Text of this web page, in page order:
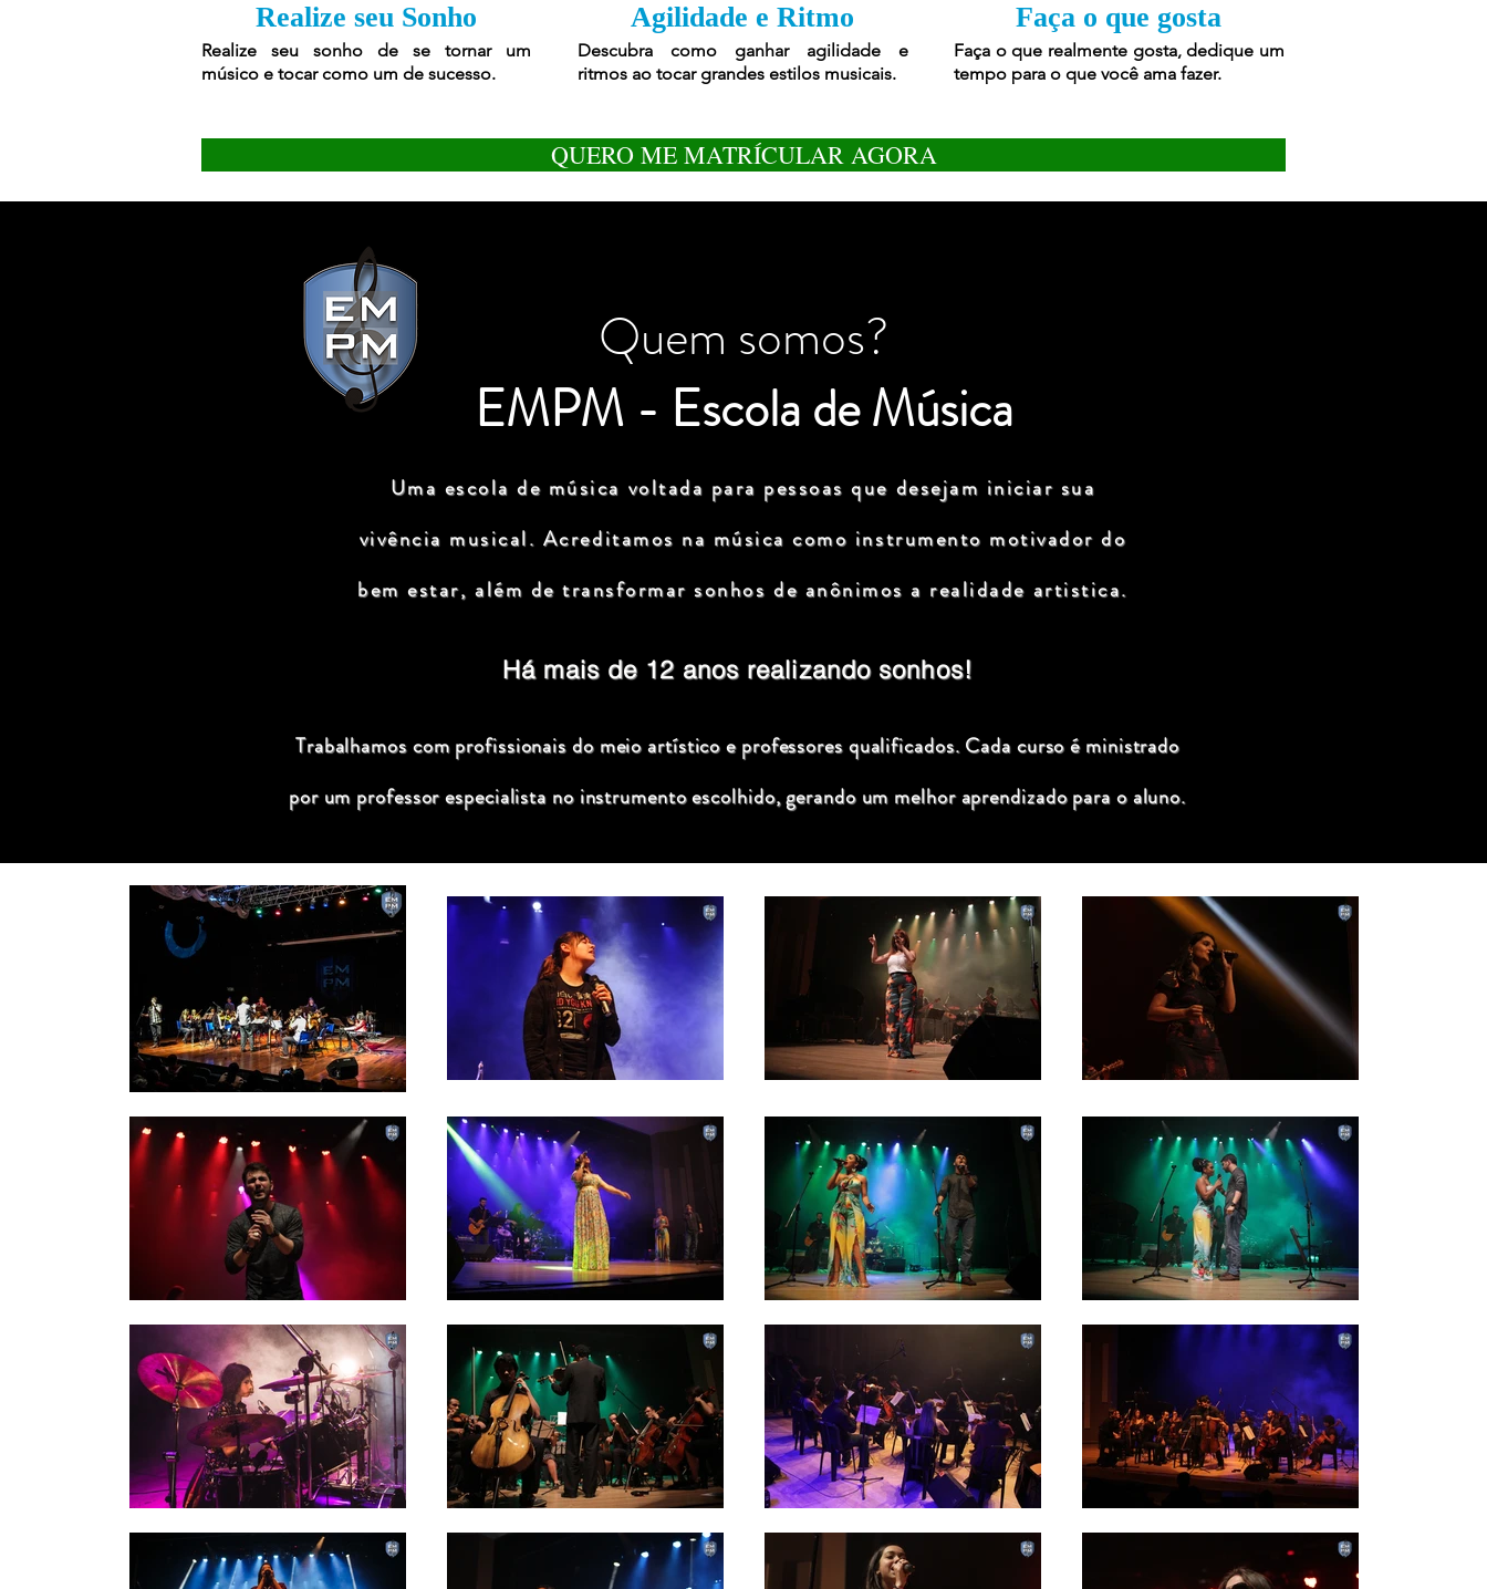
Realize seu Sonho
Realize seu sonho de se tornar um
músico e tocar como um de sucesso.
Agilidade e Ritmo
Descubra como ganhar agilidade e
ritmos ao tocar grandes estilos musicais.
Faça o que gosta
Faça o que realmente gosta, dedique um
tempo para o que você ama fazer.
QUERO ME MATRÍCULAR AGORA
Quem somos?
EMPM - Escola de Música
Uma escola de música voltada para pessoas que desejam iniciar sua
vivência musical. Acreditamos na música como instrumento motivador do
bem estar, além de transformar sonhos de anônimos a realidade artistica.
Há mais de 12 anos realizando sonhos!
Trabalhamos com profissionais do meio artístico e professores qualificados. Cada curso é ministrado
por um professor especialista no instrumento escolhido, gerando um melhor aprendizado para o aluno.